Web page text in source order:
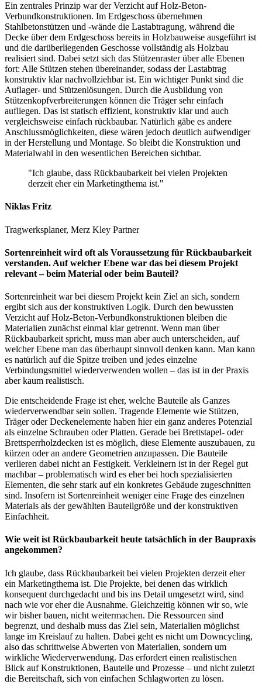
Ein zentrales Prinzip war der Verzicht auf Holz-Beton-
Verbundkonstruktionen. Im Erdgeschoss übernehmen
Stahlbetonstützen und -wände die Lastabtragung, während die
Decke über dem Erdgeschoss bereits in Holzbauweise ausgeführt ist
und die darüberliegenden Geschosse vollständig als Holzbau
realisiert sind. Dabei setzt sich das Stützenraster über alle Ebenen
fort: Alle Stützen stehen übereinander, sodass der Lastabtrag
konstruktiv klar nachvollziehbar ist. Ein wichtiger Punkt sind die
Auflager- und Stützenlösungen. Durch die Ausbildung von
Stützenkopfverbreiterungen können die Träger sehr einfach
aufliegen. Das ist statisch effizient, konstruktiv klar und auch
vergleichsweise einfach rückbaubar. Natürlich gäbe es andere
Anschlussmöglichkeiten, diese wären jedoch deutlich aufwendiger
in der Herstellung und Montage. So bleibt die Konstruktion und
Materialwahl in den wesentlichen Bereichen sichtbar.
Ich glaube, dass Rückbaubarkeit bei vielen Projekten
derzeit eher ein Marketingthema ist.
Niklas Fritz
Tragwerksplaner, Merz Kley Partner
Sortenreinheit wird oft als Voraussetzung für Rückbaubarkeit
verstanden. Auf welcher Ebene war das bei diesem Projekt
relevant – beim Material oder beim Bauteil?
Sortenreinheit war bei diesem Projekt kein Ziel an sich, sondern
ergibt sich aus der konstruktiven Logik. Durch den bewussten
Verzicht auf Holz-Beton-Verbundkonstruktionen bleiben die
Materialien zunächst einmal klar getrennt. Wenn man über
Rückbaubarkeit spricht, muss man aber auch unterscheiden, auf
welcher Ebene man das überhaupt sinnvoll denken kann. Man kann
es natürlich auf die Spitze treiben und jedes einzelne
Verbindungsmittel wiederverwenden wollen – das ist in der Praxis
aber kaum realistisch.
Die entscheidende Frage ist eher, welche Bauteile als Ganzes
wiederverwendbar sein sollen. Tragende Elemente wie Stützen,
Träger oder Deckenelemente haben hier ein ganz anderes Potenzial
als einzelne Schrauben oder Platten. Gerade bei Brettstapel- oder
Brettsperrholzdecken ist es möglich, diese Elemente auszubauen, zu
kürzen oder an andere Geometrien anzupassen. Die Bauteile
verlieren dabei nicht an Festigkeit. Verkleinern ist in der Regel gut
machbar – problematisch wird es eher bei hoch spezialisierten
Elementen, die sehr stark auf ein konkretes Gebäude zugeschnitten
sind. Insofern ist Sortenreinheit weniger eine Frage des einzelnen
Materials als der gewählten Bauteilgröße und der konstruktiven
Einfachheit.
Wie weit ist Rückbaubarkeit heute tatsächlich in der Baupraxis
angekommen?
Ich glaube, dass Rückbaubarkeit bei vielen Projekten derzeit eher
ein Marketingthema ist. Die Projekte, bei denen das wirklich
konsequent durchgedacht und bis ins Detail umgesetzt wird, sind
nach wie vor eher die Ausnahme. Gleichzeitig können wir so, wie
wir bisher bauen, nicht weitermachen. Die Ressourcen sind
begrenzt, und deshalb muss das Ziel sein, Materialien möglichst
lange im Kreislauf zu halten. Dabei geht es nicht um Downcycling,
also das schrittweise Abwerten von Materialien, sondern um
wirkliche Wiederverwendung. Das erfordert einen realistischen
Blick auf Konstruktionen, Bauteile und Prozesse – und nicht zuletzt
die Bereitschaft, sich von einfachen Schlagworten zu lösen.